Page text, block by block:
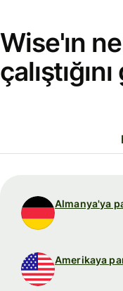
Wise'ın
Almanya'ya
Amerikaya